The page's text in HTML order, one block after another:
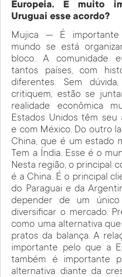
Europeia. É muito
Uruguai esse acordo?
Mujica — É importante
mundo se está
bloco. A comunidade
tantos países, com
diferentes. Sem
critiquem, estão se
realidade econômica
Estados Unidos têm seu
e com México. Do outro
China, que é um estado
Tem a Índia. Esse é o
Nesta região, o principal
é a China. É o principal
do Paraguai e da
depender de um
diversificar o mercado.
como uma alternativa
pratos da balança. A
importante pelo que a
também é importante
alternativa diante da